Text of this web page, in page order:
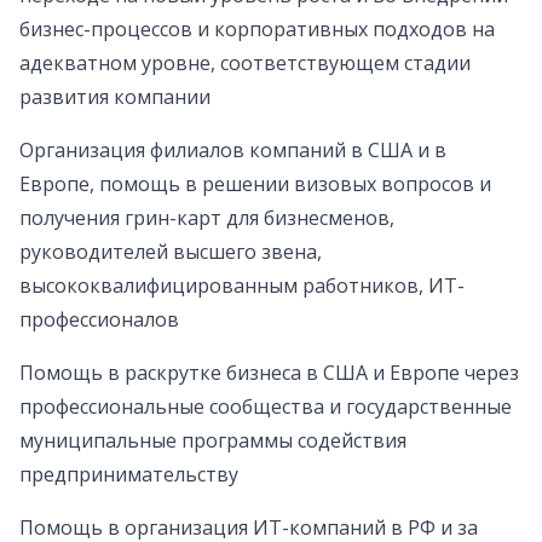
бизнес-процессов и корпоративных подходов на
адекватном уровне, соответствующем стадии
развития компании
Организация филиалов компаний в США и в
Европе, помощь в решении визовых вопросов и
получения грин-карт для бизнесменов,
руководителей высшего звена,
высококвалифицированным работников, ИТ-
профессионалов
Помощь в раскрутке бизнеса в США и Европе через
профессиональные сообщества и государственные
муниципальные программы содействия
предпринимательству
Помощь в организация ИТ-компаний в РФ и за